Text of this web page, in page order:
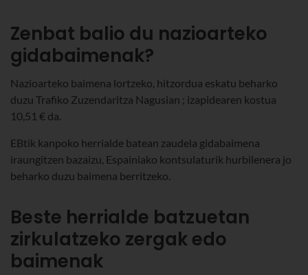
Zenbat balio du nazioarteko
gidabaimenak?
Nazioarteko baimena lortzeko, hitzordua eskatu beharko
duzu Trafiko Zuzendaritza Nagusian ; izapidearen kostua
10,51 € da.
EBtik kanpoko herrialde batean zaudela gidabaimena
iraungitzen bazaizu, Espainiako kontsulaturik hurbilenera jo
beharko duzu baimena berritzeko.
Beste herrialde batzuetan
zirkulatzeko zergak edo
baimenak